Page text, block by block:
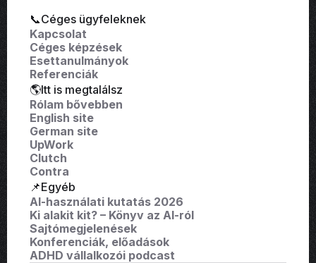
📞Céges ügyfeleknek
Kapcsolat
Céges képzések
Esettanulmányok
Referenciák
🌎Itt is megtalálsz
Rólam bővebben
English site
German site
UpWork
Clutch
Contra
📌Egyéb
AI-használati kutatás 2026
Ki alakit kit? – Könyv az AI-ról
Sajtómegjelenések
Konferenciák, előadások
ADHD vállalkozói podcast